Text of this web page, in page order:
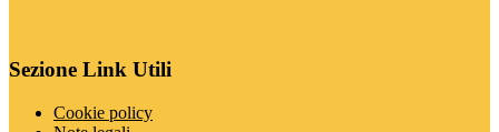
Sezione Link Utili
Cookie policy